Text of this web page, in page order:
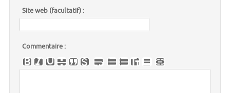
Site web (facultatif) :
Commentaire :